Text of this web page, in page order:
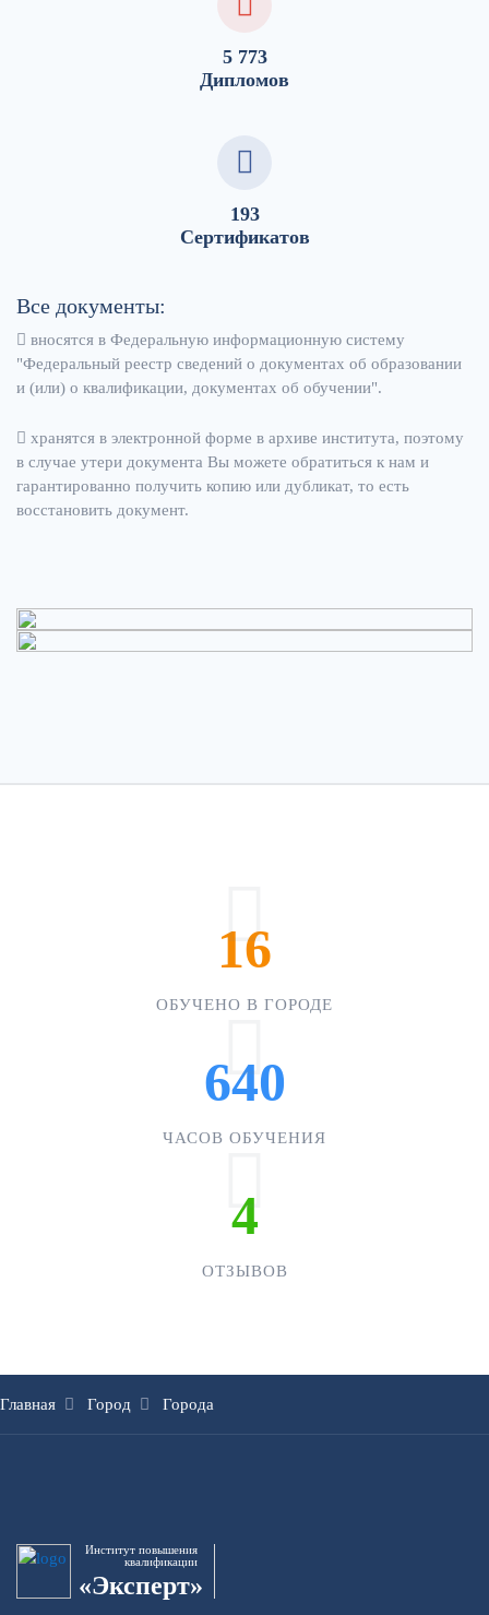
5 773
Дипломов
193
Сертификатов
Все документы:
вносятся в Федеральную информационную систему
"Федеральный реестр сведений о документах об образовании
и (или) о квалификации, документах об обучении".
хранятся в электронной форме в архиве института, поэтому
в случае утери документа Вы можете обратиться к нам и
гарантированно получить копию или дубликат, то есть
восстановить документ.
16
ОБУЧЕНО В ГОРОДЕ
640
ЧАСОВ ОБУЧЕНИЯ
4
ОТЗЫВОВ
Главная Город Города
Институт повышения
квалификации
«Эксперт»